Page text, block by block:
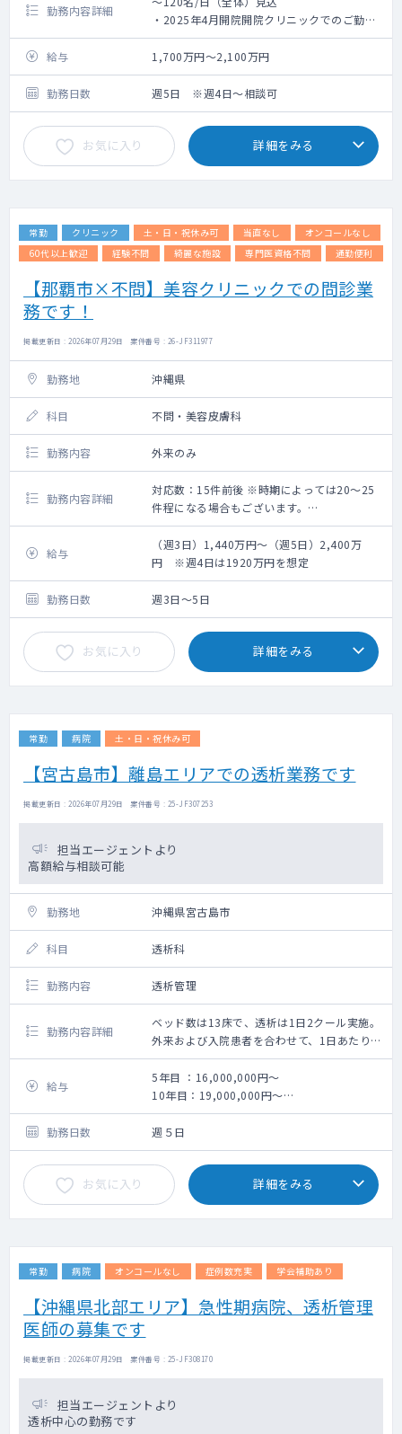
勤務内容詳細
・2025年4月開院開院クリニックでのご勤務
です
・上下部内視鏡検査をメインに、専門外来・
訪問診療オンコール対応もご担当頂きます
・訪問診療は月2コマをご担当
・外来は120名/4診見込み、1日30名程を担
当頂きます。※内視鏡検査の件数によって増
減あり
・外来は一般内科含め先生のご専門を活かし
た診療をお願い致します。
給与 1,700万円～2,100万円
勤務日数 週5日 ※週4日～相談可
お気に入り 詳細をみる
常勤 クリニック 土・日・祝休み可 当直なし
オンコールなし
60代以上歓迎
経験不問 綺麗な施設 専門医資格不問 通勤便利
【那覇市×不問】美容クリニックでの問診業
務です！
掲載更新日 : 2026年07月29日 案件番号 : 26-JF311977
勤務地 沖縄県
科目 不問・美容皮膚科
勤務内容 外来のみ
勤務内容詳細
対応数：15件前後 ※時期によっては20～25
件程になる場合もございます。
美容クリニックの問診対応
・脂肪溶解注射
・陰茎注射
給与
（週3日）1,440万円～（週5日）2,400万
円 ※週4日は1920万円を想定
勤務日数 週3日～5日
お気に入り 詳細をみる
常勤 病院 土・日・祝休み可
【宮古島市】離島エリアでの透析業務です
掲載更新日 : 2026年07月29日 案件番号 : 25-JF307253
担当エージェントより
高額給与相談可能
勤務地 沖縄県宮古島市
科目 透析科
勤務内容 透析管理
勤務内容詳細
ベッド数は13床で、透析は1日2クール実施。
外来および入院患者を合わせて、1日あたり約
15名の透析を行っています。
透析管理
給与
5年目 ：16,000,000円～
10年目：19,000,000円～
※金額は目安です。当直回数などにより前後
します
勤務日数 週５日
お気に入り 詳細をみる
常勤 病院 オンコールなし 症例数充実 学会補助あり
【沖縄県北部エリア】急性期病院、透析管理
医師の募集です
掲載更新日 : 2026年07月29日 案件番号 : 25-JF308170
担当エージェントより
透析中心の勤務です